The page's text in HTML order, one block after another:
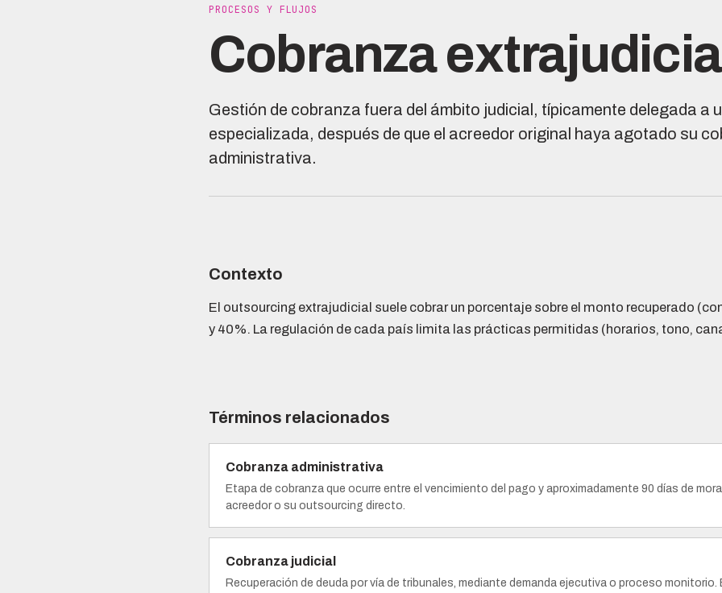
PROCESOS Y FLUJOS
Cobranza extrajudicial
Gestión de cobranza fuera del ámbito judicial, típicamente delegada a
especializada, después de que el acreedor original haya agotado su
administrativa.
Contexto
El outsourcing extrajudicial suele cobrar un porcentaje sobre el monto recuperado
y 40%. La regulación de cada país limita las prácticas permitidas (horarios, tono,
Términos relacionados
Cobranza administrativa
Etapa de cobranza que ocurre entre el vencimiento del pago y aproximadamente 90 días de
acreedor o su outsourcing directo.
Cobranza judicial
Recuperación de deuda por vía de tribunales, mediante demanda ejecutiva o proceso monitorio.